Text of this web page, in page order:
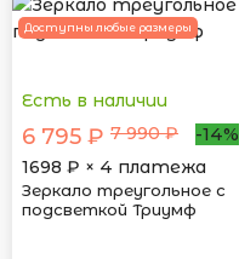
Доступны любые размеры
Есть в наличии
6 795 ₽ 7 990 ₽
-14%
1698 ₽ × 4 платежа
Зеркало треугольное с
подсветкой Триумф